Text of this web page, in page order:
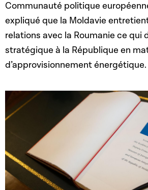
Communauté politique
expliqué que la Moldavie
relations avec la Roumanie ce qui
stratégique à la République en
d’approvisionnement énergétique.